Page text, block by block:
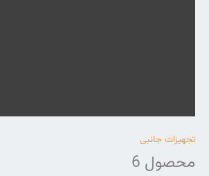
تجهیزات جانبی
محصول 6